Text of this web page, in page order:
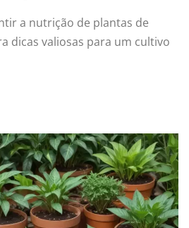
a nutrição de plantas de
dicas valiosas para um cultivo